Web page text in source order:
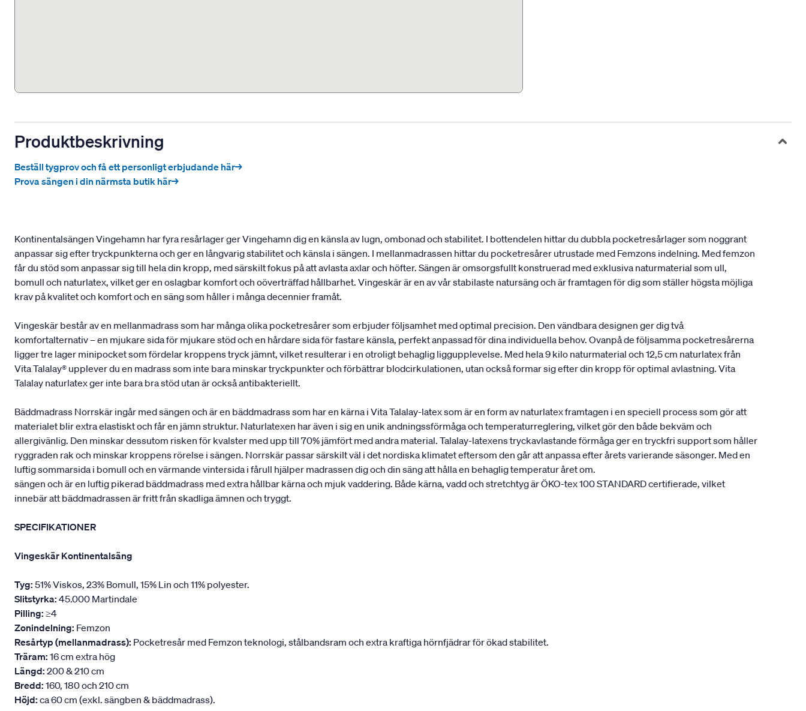
Produktbeskrivning
Beställ tygprov och få ett personligt erbjudande här→
Prova sängen i din närmsta butik här→
Kontinentalsängen Vingehamn har fyra resårlager ger Vingehamn dig en känsla av lugn, ombonad och stabilitet. I bottendelen hittar du dubbla pocketresårlager som noggrant
anpassar sig efter tryckpunkterna och ger en långvarig stabilitet och känsla i sängen. I mellanmadrassen hittar du pocketresårer utrustade med Femzons indelning. Med femzon
får du stöd som anpassar sig till hela din kropp, med särskilt fokus på att avlasta axlar och höfter. Sängen är omsorgsfullt konstruerad med exklusiva naturmaterial som ull,
bomull och naturlatex, vilket ger en oslagbar komfort och oöverträffad hållbarhet. Vingeskär är en av vår stabilaste natursäng och är framtagen för dig som ställer högsta möjliga
krav på kvalitet och komfort och en säng som håller i många decennier framåt.
Vingeskär består av en mellanmadrass som har många olika pocketresårer som erbjuder följsamhet med optimal precision. Den vändbara designen ger dig två
komfortalternativ – en mjukare sida för mjukare stöd och en hårdare sida för fastare känsla, perfekt anpassad för dina individuella behov. Ovanpå de följsamma pocketresårerna
ligger tre lager minipocket som fördelar kroppens tryck jämnt, vilket resulterar i en otroligt behaglig liggupplevelse. Med hela 9 kilo naturmaterial och 12,5 cm naturlatex från
Vita Talalay® upplever du en madrass som inte bara minskar tryckpunkter och förbättrar blodcirkulationen, utan också formar sig efter din kropp för optimal avlastning. Vita
Talalay naturlatex ger inte bara bra stöd utan är också antibakteriellt.
Bäddmadrass Norrskär ingår med sängen och är en bäddmadrass som har en kärna i Vita Talalay-latex som är en form av naturlatex framtagen i en speciell process som gör att
materialet blir extra elastiskt och får en jämn struktur. Naturlatexen har även i sig en unik andningssförmåga och temperaturreglering, vilket gör den både bekväm och
allergivänlig. Den minskar dessutom risken för kvalster med upp till 70% jämfört med andra material. Talalay-latexens tryckavlastande förmåga ger en tryckfri support som håller
ryggraden rak och minskar kroppens rörelse i sängen. Norrskär passar särskilt väl i det nordiska klimatet eftersom den går att anpassa efter årets varierande säsonger. Med en
luftig sommarsida i bomull och en värmande vintersida i fårull hjälper madrassen dig och din säng att hålla en behaglig temperatur året om.
sängen och är en luftig pikerad bäddmadrass med extra hållbar kärna och mjuk vaddering. Både kärna, vadd och stretchtyg är ÖKO-tex 100 STANDARD certifierade, vilket
innebär att bäddmadrassen är fritt från skadliga ämnen och tryggt.
SPECIFIKATIONER
Vingeskär Kontinentalsäng
Tyg: 51% Viskos, 23% Bomull, 15% Lin och 11% polyester.
Slitstyrka: 45.000 Martindale
Pilling: ≥4
Zonindelning: Femzon
Resårtyp (mellanmadrass): Pocketresår med Femzon teknologi, stålbandsram och extra kraftiga hörnfjädrar för ökad stabilitet.
Träram: 16 cm extra hög
Längd: 200 & 210 cm
Bredd: 160, 180 och 210 cm
Höjd: ca 60 cm (exkl. sängben & bäddmadrass).